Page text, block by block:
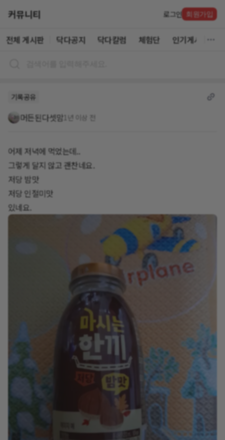
커뮤니티 로그인 회원가입
전체 게시판 닥다공지 닥다칼럼 체험단 인기게시글
기록공유
머든된다셋맘1년 이상 전
어제 저녁에 먹었는데..
그렇게 달지 않고 괜찬네요.
저당 밤맛
저당 인절미맛
있네요.